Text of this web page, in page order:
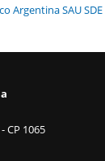
Argentina SAU
CP 1065